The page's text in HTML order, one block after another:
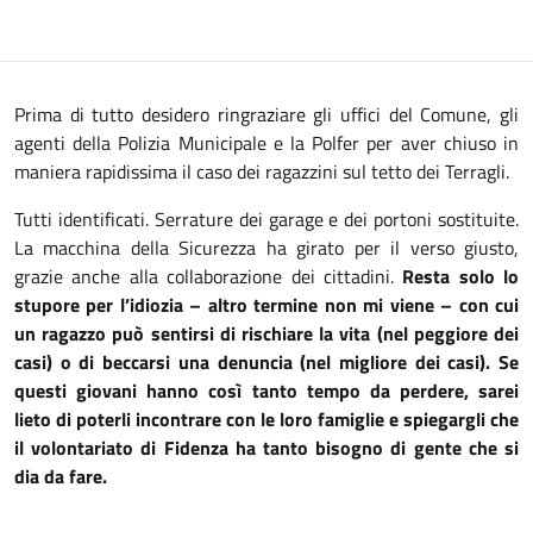
Prima di tutto desidero ringraziare gli uffici del Comune, gli
agenti della Polizia Municipale e la Polfer per aver chiuso in
maniera rapidissima il caso dei ragazzini sul tetto dei Terragli.
Tutti identificati. Serrature dei garage e dei portoni sostituite.
La macchina della Sicurezza ha girato per il verso giusto,
grazie anche alla collaborazione dei cittadini. Resta solo lo
stupore per l’idiozia – altro termine non mi viene – con cui
un ragazzo può sentirsi di rischiare la vita (nel peggiore dei
casi) o di beccarsi una denuncia (nel migliore dei casi). Se
questi giovani hanno così tanto tempo da perdere, sarei
lieto di poterli incontrare con le loro famiglie e spiegargli che
il volontariato di Fidenza ha tanto bisogno di gente che si
dia da fare.